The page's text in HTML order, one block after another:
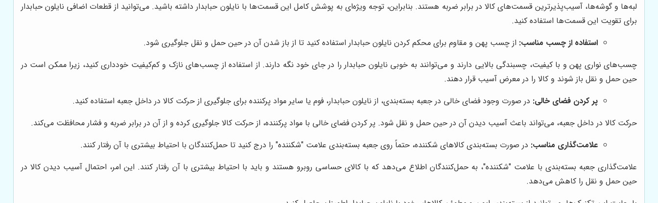
لبه‌ها و گوشه‌ها، آسیب‌پذیرترین قسمت‌های کالا در برابر ضربه هستند. بنابراین، توجه ویژه‌ای به پوشش کامل این قسمت‌ها با نایلون حبابدار داشته باشید. می‌توانید از قطعات اضافی نایلون حبابدار
برای تقویت این قسمت‌ها استفاده کنید.
استفاده از چسب مناسب: از چسب پهن و مقاوم برای محکم کردن نایلون حبابدار استفاده کنید تا از باز شدن آن در حین حمل و نقل جلوگیری شود.
چسب‌های نواری پهن و با کیفیت، چسبندگی بالایی دارند و می‌توانند به خوبی نایلون حبابدار را در جای خود نگه دارند. از استفاده از چسب‌های نازک و کم‌کیفیت خودداری کنید، زیرا ممکن است در
حین حمل و نقل باز شوند و کالا را در معرض آسیب قرار دهند.
پر کردن فضای خالی: در صورت وجود فضای خالی در جعبه بسته‌بندی، از نایلون حبابدار، فوم یا سایر مواد پرکننده برای جلوگیری از حرکت کالا در داخل جعبه استفاده کنید.
حرکت کالا در داخل جعبه، می‌تواند باعث آسیب دیدن آن در حین حمل و نقل شود. پر کردن فضای خالی با مواد پرکننده، از حرکت کالا جلوگیری کرده و از آن در برابر ضربه و فشار محافظت می‌کند.
علامت‌گذاری مناسب: در صورت بسته‌بندی کالاهای شکننده، حتماً روی جعبه بسته‌بندی علامت "شکننده" را درج کنید تا حمل‌کنندگان با احتیاط بیشتری با آن رفتار کنند.
علامت‌گذاری جعبه بسته‌بندی با علامت "شکننده"، به حمل‌کنندگان اطلاع می‌دهد که با کالای حساسی روبرو هستند و باید با احتیاط بیشتری با آن رفتار کنند. این امر، احتمال آسیب دیدن کالا در
حین حمل و نقل را کاهش می‌دهد.